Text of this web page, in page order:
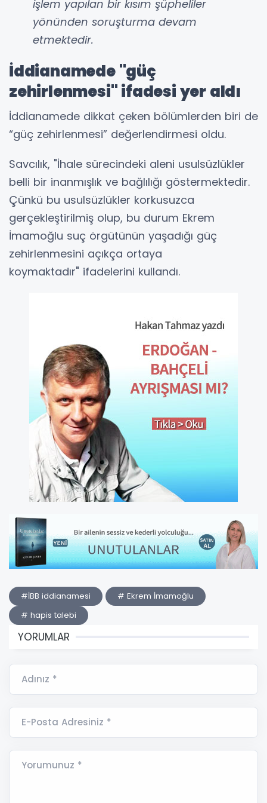
işlem yapılan bir kısım şüpheliler
yönünden soruşturma devam
etmektedir.
İddianamede "güç
zehirlenmesi" ifadesi yer aldı
İddianamede dikkat çeken bölümlerden biri de
“güç zehirlenmesi” değerlendirmesi oldu.
Savcılık, "İhale sürecindeki aleni usulsüzlükler
belli bir inanmışlık ve bağlılığı göstermektedir.
Çünkü bu usulsüzlükler korkusuzca
gerçekleştirilmiş olup, bu durum Ekrem
İmamoğlu suç örgütünün yaşadığı güç
zehirlenmesini açıkça ortaya
koymaktadır" ifadelerini kullandı.
#İBB iddianamesi
# Ekrem İmamoğlu
# hapis talebi
YORUMLAR
Adınız *
E-Posta Adresiniz *
Yorumunuz *